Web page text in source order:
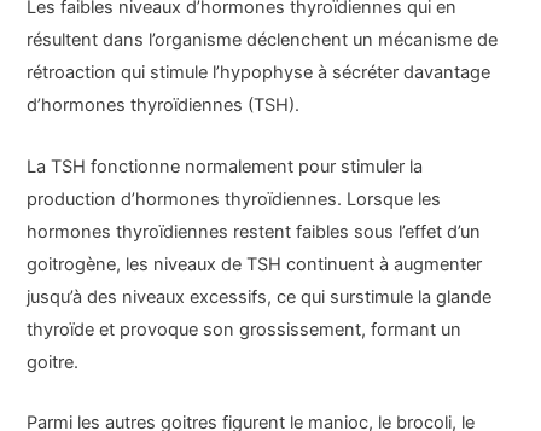
Les faibles niveaux d’hormones thyroïdiennes qui en
résultent dans l’organisme déclenchent un mécanisme de
rétroaction qui stimule l’hypophyse à sécréter davantage
d’hormones thyroïdiennes (TSH).
La TSH fonctionne normalement pour stimuler la
production d’hormones thyroïdiennes. Lorsque les
hormones thyroïdiennes restent faibles sous l’effet d’un
goitrogène, les niveaux de TSH continuent à augmenter
jusqu’à des niveaux excessifs, ce qui surstimule la glande
thyroïde et provoque son grossissement, formant un
goitre.
Parmi les autres goitres figurent le manioc, le brocoli, le